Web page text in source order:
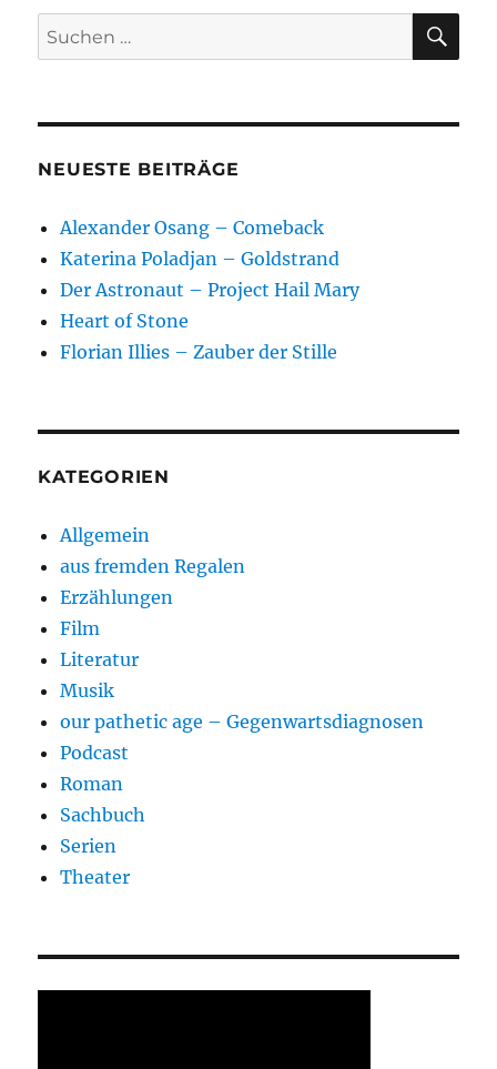
Suchen
nach:
NEUESTE BEITRÄGE
Alexander Osang – Comeback
Katerina Poladjan – Goldstrand
Der Astronaut – Project Hail Mary
Heart of Stone
Florian Illies – Zauber der Stille
KATEGORIEN
Allgemein
aus fremden Regalen
Erzählungen
Film
Literatur
Musik
our pathetic age – Gegenwartsdiagnosen
Podcast
Roman
Sachbuch
Serien
Theater